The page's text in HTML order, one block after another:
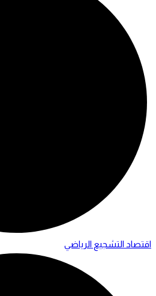
اقتصاد التشجيع الرياضي